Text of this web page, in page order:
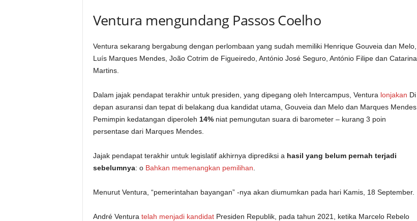
Ventura mengundang Passos Coelho
Ventura sekarang bergabung dengan perlombaan yang sudah memiliki Henrique Gouveia dan Melo,
Luís Marques Mendes, João Cotrim de Figueiredo, António José Seguro, António Filipe dan Catarina
Martins.
Dalam jajak pendapat terakhir untuk presiden, yang dipegang oleh Intercampus, Ventura lonjakan Di
depan asuransi dan tepat di belakang dua kandidat utama, Gouveia dan Melo dan Marques Mendes.
Pemimpin kedatangan diperoleh 14%niat pemungutan suara di barometer – kurang 3 poin
persentase dari Marques Mendes.
Jajak pendapat terakhir untuk legislatif akhirnya diprediksi a hasil yang belum pernah terjadi
sebelumnya: o Bahkan memenangkan pemilihan
Menurut Ventura, “pemerintahan bayangan” -nya akan diumumkan pada hari Kamis, 18 September.
André Ventura telah menjadi kandidatPresiden Republik, pada tahun 2021, ketika Marcelo Rebelo